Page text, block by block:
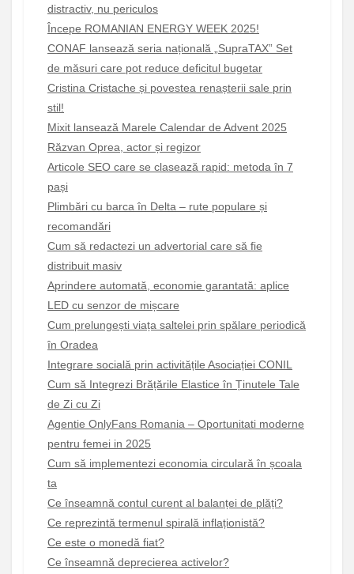
distractiv, nu periculos
Începe ROMANIAN ENERGY WEEK 2025!
CONAF lansează seria națională „SupraTAX” Set
de măsuri care pot reduce deficitul bugetar
Cristina Cristache și povestea renașterii sale prin
stil!
Mixit lansează Marele Calendar de Advent 2025
Răzvan Oprea, actor și regizor
Articole SEO care se clasează rapid: metoda în 7
pași
Plimbări cu barca în Delta – rute populare și
recomandări
Cum să redactezi un advertorial care să fie
distribuit masiv
Aprindere automată, economie garantată: aplice
LED cu senzor de mișcare
Cum prelungești viața saltelei prin spălare periodică
în Oradea
Integrare socială prin activitățile Asociației CONIL
Cum să Integrezi Brățările Elastice în Ținutele Tale
de Zi cu Zi
Agentie OnlyFans Romania – Oportunitati moderne
pentru femei in 2025
Cum să implementezi economia circulară în școala
ta
Ce înseamnă contul curent al balanței de plăți?
Ce reprezintă termenul spirală inflaționistă?
Ce este o monedă fiat?
Ce înseamnă deprecierea activelor?